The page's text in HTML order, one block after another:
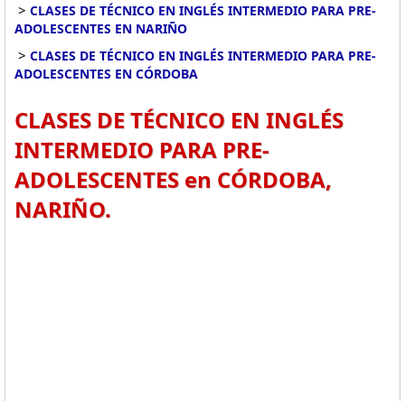
> CLASES DE TÉCNICO EN INGLÉS INTERMEDIO PARA PRE-
ADOLESCENTES EN NARIÑO
> CLASES DE TÉCNICO EN INGLÉS INTERMEDIO PARA PRE-
ADOLESCENTES EN CÓRDOBA
CLASES DE TÉCNICO EN INGLÉS
INTERMEDIO PARA PRE-
ADOLESCENTES en CÓRDOBA,
NARIÑO.